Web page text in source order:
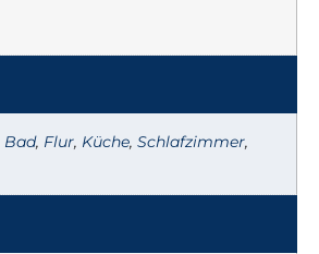
Bad, Flur, Küche, Schlafzimmer,